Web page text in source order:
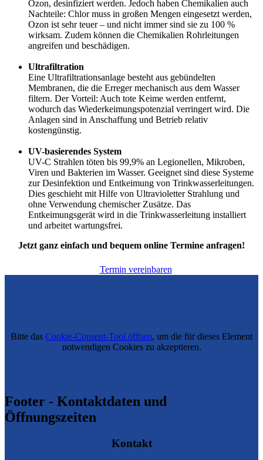
Ozon, desinfiziert werden. Jedoch haben Chemikalien auch
Nachteile: Chlor muss in großen Mengen eingesetzt werden,
Ozon ist sehr teuer – und nicht immer sind sie zu 100 %
wirksam. Zudem können die Chemikalien Rohrleitungen
angreifen und beschädigen.
Ultrafiltration
Eine Ultrafiltrationsanlage besteht aus gebündelten
Membranen, die die Erreger mechanisch aus dem Wasser
filtern. Der Vorteil: Auch tote Keime werden entfernt,
wodurch das Wiederkeimungspotenzial verringert wird. Die
Anlagen sind in Anschaffung und Betrieb relativ
kostengünstig.
UV-basierendes System
UV-C Strahlen töten bis 99,9% an Legionellen, Mikroben,
Viren und Bakterien im Wasser. Geeignet sind diese Systeme
zur Desinfektion und Entkeimung von Trinkwasserleitungen.
Dies geschieht mit Hilfe von Ultravioletter Strahlung und
ohne Verwendung chemischer Zusätze. Das
Entkeimungsgerät wird in die Trinkwasserleitung installiert
und arbeitet wartungsfrei.
Jetzt ganz einfach und bequem online Termine anfragen!
Termin vereinbaren
Bitte das Cookie-Consent-Tool öffnen, um die für dieses Element
notwendigen Cookies zu akzeptieren.
Footer - Kontaktdaten und
Öffnungszeiten
Kontakt